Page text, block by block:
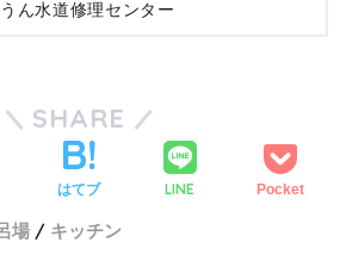
ん水道修理センター
SHARE
はてブ LINE Pocket
場 キッチン